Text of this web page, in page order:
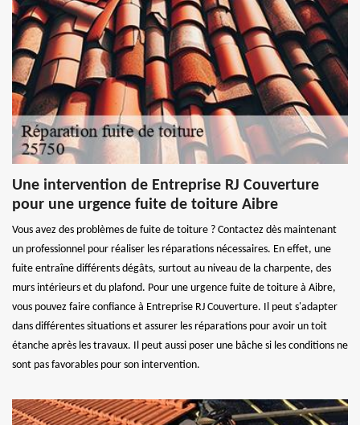
Une intervention de Entreprise RJ Couverture
pour une urgence fuite de toiture Aibre
Vous avez des problèmes de fuite de toiture ? Contactez dès maintenant
un professionnel pour réaliser les réparations nécessaires. En effet, une
fuite entraîne différents dégâts, surtout au niveau de la charpente, des
murs intérieurs et du plafond. Pour une urgence fuite de toiture à Aibre,
vous pouvez faire confiance à Entreprise RJ Couverture. Il peut s'adapter
dans différentes situations et assurer les réparations pour avoir un toit
étanche après les travaux. Il peut aussi poser une bâche si les conditions ne
sont pas favorables pour son intervention.